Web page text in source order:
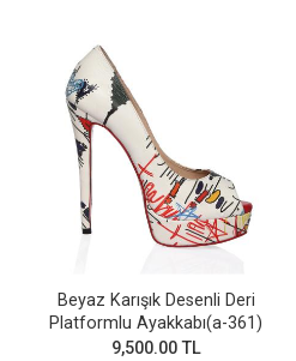
Beyaz Karışık Desenli Deri
Platformlu Ayakkabı(a-361)
9,500.00 TL